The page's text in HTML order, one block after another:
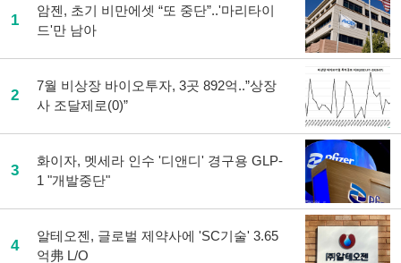
1
암젠, 초기 비만에셋 “또 중단”..'마리타이
드'만 남아
2
7월 비상장 바이오투자, 3곳 892억..”상장
사 조달제로(0)”
3
화이자, 멧세라 인수 '디앤디' 경구용 GLP-
1 "개발중단"
4
알테오젠, 글로벌 제약사에 'SC기술' 3.65
억弗 L/O